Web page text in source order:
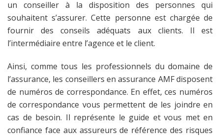
un conseiller à la disposition des personnes qui
souhaitent s’assurer. Cette personne est chargée de
fournir des conseils adéquats aux clients. Il est
l’intermédiaire entre l’agence et le client.
Ainsi, comme tous les professionnels du domaine de
l’assurance, les conseillers en assurance AMF disposent
de numéros de correspondance. En effet, ces numéros
de correspondance vous permettent de les joindre en
cas de besoin. Il représente le guide et vous met en
confiance face aux assureurs de référence des risques